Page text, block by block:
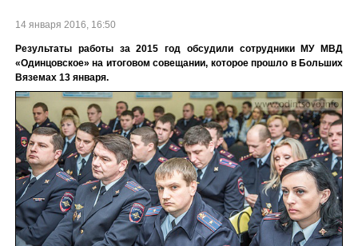
14 января 2016, 16:50
Результаты работы за 2015 год обсудили сотрудники МУ МВД
«Одинцовское» на итоговом совещании, которое прошло в Больших
Вяземах 13 января.